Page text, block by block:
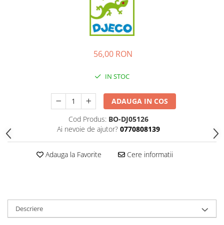
56,00 RON
IN STOC
ADAUGA IN COS
Cod Produs: BO-DJ05126
Ai nevoie de ajutor? 0770808139
Adauga la Favorite Cere informatii
Descriere